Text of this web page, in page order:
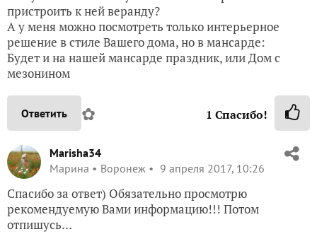
пристроить к ней веранду?
А у меня можно посмотреть только интерьерное
решение в стиле Вашего дома, но в мансарде:
Будет и на нашей мансарде праздник, или Дом с
мезонином
Ответить ✿ 1 Спасибо!
Marisha34
Марина
Воронеж 9 апреля 2017, 10:26
Спасибо за ответ) Обязательно просмотрю
рекомендуемую Вами информацию!!! Потом
отпишусь…